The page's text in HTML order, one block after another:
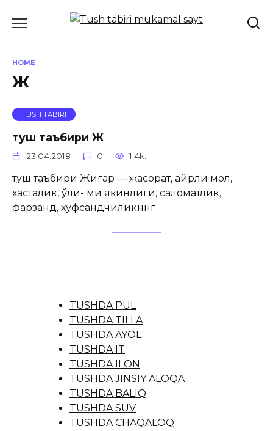
HOME
Ж
TUSH TABIRI
туш таъбири Ж
23.04.2018 0 1.4k.
туш таъбири Жигар — жасорат, ҳайрли мол,
хасталик, ўли- ми яқинлиги, саломатлик,
фарзанд, хуфсандчиликннг
TUSHDA PUL
TUSHDA TILLA
TUSHDA AYOL
TUSHDA IT
TUSHDA ILON
TUSHDA JINSIY ALOQA
TUSHDA BALIQ
TUSHDA SUV
TUSHDA CHAQALOQ